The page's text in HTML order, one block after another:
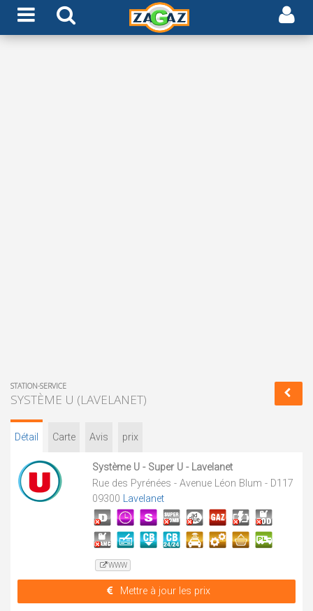
STATION-SERVICE
SYSTÈME U (LAVELANET)
Détail Carte Avis prix
Système U - Super U - Lavelanet
Rue des Pyrénées - Avenue Léon Blum - D117
09300 Lavelanet
WWW
Mettre à jour les prix